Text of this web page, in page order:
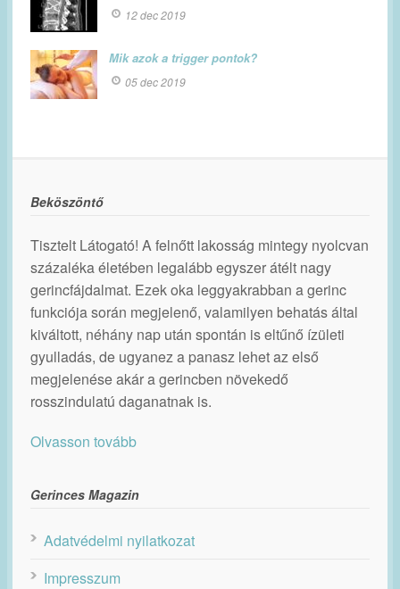
12 dec 2019
Mik azok a trigger pontok?
05 dec 2019
Beköszöntő
Tisztelt Látogató! A felnőtt lakosság mintegy nyolcvan
százaléka életében legalább egyszer átélt nagy
gerincfájdalmat. Ezek oka leggyakrabban a gerinc
funkciója során megjelenő, valamilyen behatás által
kiváltott, néhány nap után spontán is eltűnő ízületi
gyulladás, de ugyanez a panasz lehet az első
megjelenése akár a gerincben növekedő
rosszindulatú daganatnak is.
Olvasson tovább
Gerinces Magazin
Adatvédelmi nyilatkozat
Impresszum